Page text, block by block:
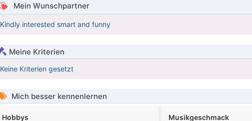
Mein Wunschpartner
Kindly interested smart and funny
Meine Kriterien
Keine Kriterien gesetzt
Mich besser kennenlernen
Hobbys Musikgeschmack